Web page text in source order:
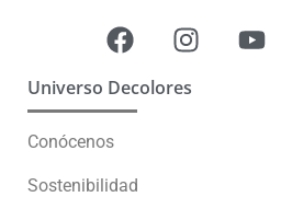
Universo Decolores
Conócenos
Sostenibilidad